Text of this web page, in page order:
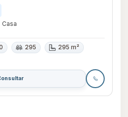
Casa
295
295 m²